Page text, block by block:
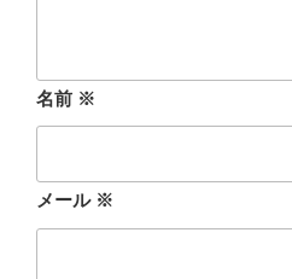
名前 ※
メール ※